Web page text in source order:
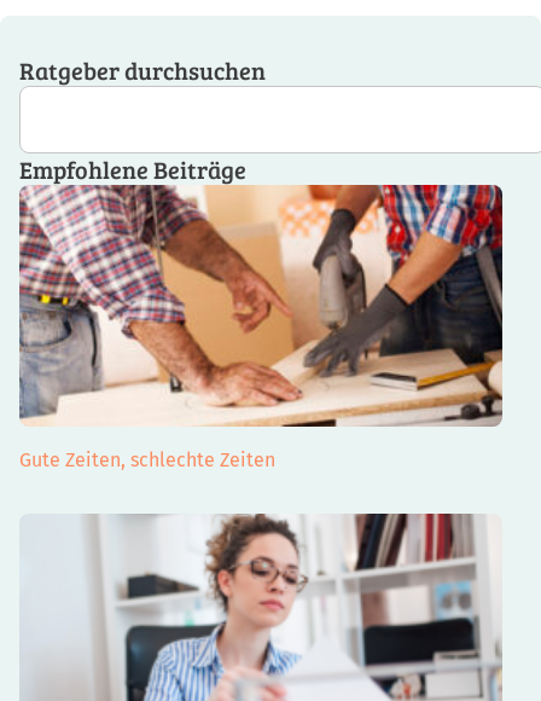
Ratgeber durchsuchen
Empfohlene Beiträge
Gute Zeiten, schlechte Zeiten